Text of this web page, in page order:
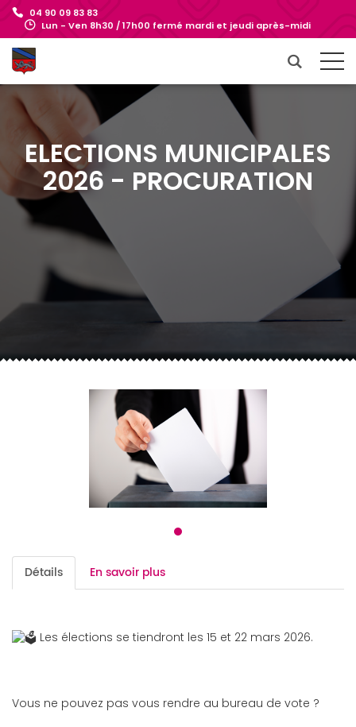
04 90 09 83 83
Lun - Ven 8h30 / 17h00 fermé mardi et jeudi après-midi
ELECTIONS MUNICIPALES
2026 - PROCURATION
Détails En savoir plus
Les élections se tiendront les 15 et 22 mars 2026.
Vous ne pouvez pas vous rendre au bureau de vote ?